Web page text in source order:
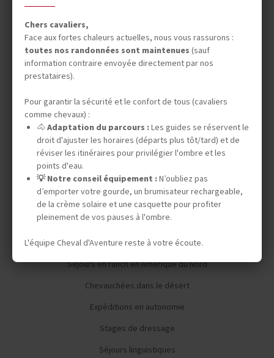
LE SAVIEZ-VOUS ?
Vos envies
Safaris à cheval
Séjours en ranch en Amérique du Nord
Chevauchées dans le désert
Expéditions en autonomie
Stages de dressage
Séjours linguistiques
Chers cavaliers,
Face aux fortes chaleurs actuelles, nous vous rassurons :
toutes nos randonnées sont maintenues (sauf
information contraire envoyée directement par nos
prestataires).
Pour garantir la sécurité et le confort de tous (cavaliers
comme chevaux) :
🐴 Adaptation du parcours :Les guides se réservent le
droit d'ajuster les horaires (départs plus tôt/tard) et de
réviser les itinéraires pour privilégier l'ombre et les
points d'eau.
💡 Notre conseil équipement :N’oubliez pas
d’emporter votre gourde, un brumisateur rechargeable,
de la crème solaire et une casquette pour profiter
pleinement de vos pauses à l'ombre.
L'équipe Cheval d'Aventure reste à votre écoute.